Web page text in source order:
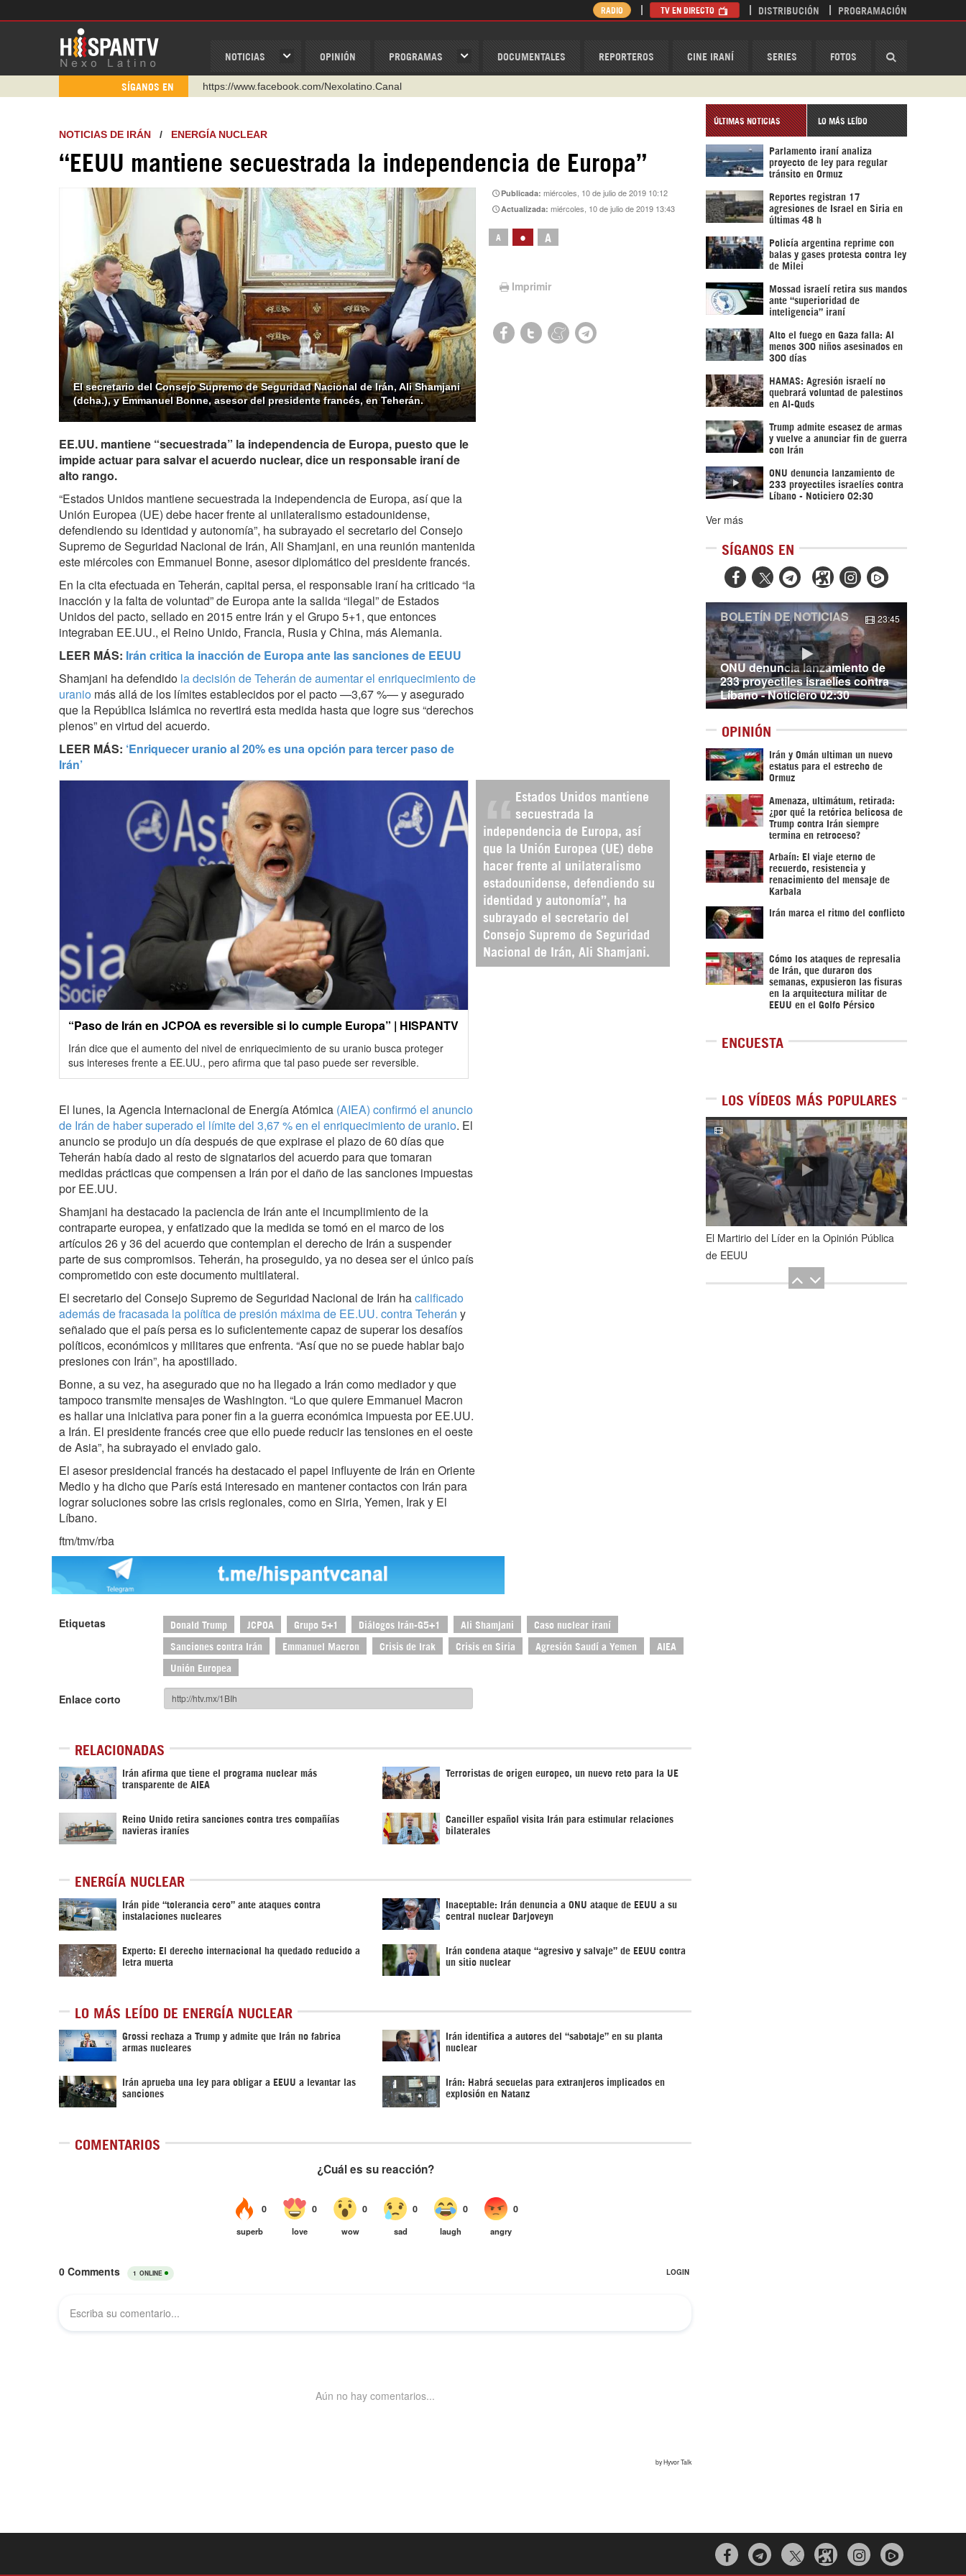
NOTICIAS OPINIÓN PROGRAMAS DOCUMENTALES REPORTEROS CINE IRANÍ SERIES FOTOS
RADIO TV EN DIRECTO DISTRIBUCIÓN PROGRAMACIÓN
SÍGANOS EN
https://www.youtube.com/@nexo_latino
https://t.me/hispantvcanal
WhatsApp y Viber: +98 921 79 29 404
Instagram como: hispan_tv
https://www.facebook.com/Nexolatino.Canal
NOTICIAS DE IRÁN / ENERGÍA NUCLEAR
“EEUU mantiene secuestrada la independencia de Europa”
El secretario del Consejo Supremo de Seguridad Nacional de Irán, Ali Shamjani
(dcha.), y Emmanuel Bonne, asesor del presidente francés, en Teherán.
Publicada:miércoles, 10 de julio de 2019 10:12
Actualizada:miércoles, 10 de julio de 2019 13:43
A • A
Imprimir
EE.UU. mantiene “secuestrada” la independencia de Europa, puesto que le
impide actuar para salvar el acuerdo nuclear, dice un responsable iraní de
alto rango.
“Estados Unidos mantiene secuestrada la independencia de Europa, así que la
Unión Europea (UE) debe hacer frente al unilateralismo estadounidense,
defendiendo su identidad y autonomía”, ha subrayado el secretario del Consejo
Supremo de Seguridad Nacional de Irán, Ali Shamjani, en una reunión mantenida
este miércoles con Emmanuel Bonne, asesor diplomático del presidente francés.
En la cita efectuada en Teherán, capital persa, el responsable iraní ha criticado “la
inacción y la falta de voluntad” de Europa ante la salida “ilegal” de Estados
Unidos del pacto, sellado en 2015 entre Irán y el Grupo 5+1, que entonces
integraban EE.UU., el Reino Unido, Francia, Rusia y China, más Alemania.
LEER MÁS: Irán critica la inacción de Europa ante las sanciones de EEUU
Shamjani ha defendido la decisión de Teherán de aumentar el enriquecimiento de
uranio más allá de los límites establecidos por el pacto —3,67 %— y asegurado
que la República Islámica no revertirá esta medida hasta que logre sus “derechos
plenos” en virtud del acuerdo.
LEER MÁS: ‘Enriquecer uranio al 20% es una opción para tercer paso de
Irán’
Estados Unidos mantiene
secuestrada la
independencia de Europa, así
que la Unión Europea (UE) debe
hacer frente al unilateralismo
estadounidense, defendiendo su
identidad y autonomía”, ha
subrayado el secretario del
Consejo Supremo de Seguridad
Nacional de Irán, Ali Shamjani.
“Paso de Irán en JCPOA es reversible si lo cumple Europa” | HISPANTV
Irán dice que el aumento del nivel de enriquecimiento de su uranio busca proteger
sus intereses frente a EE.UU., pero afirma que tal paso puede ser reversible.
El lunes, la Agencia Internacional de Energía Atómica (AIEA) confirmó el anuncio
de Irán de haber superado el límite del 3,67 % en el enriquecimiento de uranio. El
anuncio se produjo un día después de que expirase el plazo de 60 días que
Teherán había dado al resto de signatarios del acuerdo para que tomaran
medidas prácticas que compensen a Irán por el daño de las sanciones impuestas
por EE.UU.
Shamjani ha destacado la paciencia de Irán ante el incumplimiento de la
contraparte europea, y enfatizado que la medida se tomó en el marco de los
artículos 26 y 36 del acuerdo que contemplan el derecho de Irán a suspender
parte de sus compromisos. Teherán, ha proseguido, ya no desea ser el único país
comprometido con este documento multilateral.
El secretario del Consejo Supremo de Seguridad Nacional de Irán hacalificado
además de fracasada la política de presión máxima de EE.UU. contra Teherán y
señalado que el país persa es lo suficientemente capaz de superar los desafíos
políticos, económicos y militares que enfrenta. “Así que no se puede hablar bajo
presiones con Irán”, ha apostillado.
Bonne, a su vez, ha asegurado que no ha llegado a Irán como mediador y que
tampoco transmite mensajes de Washington. “Lo que quiere Emmanuel Macron
es hallar una iniciativa para poner fin a la guerra económica impuesta por EE.UU.
a Irán. El presidente francés cree que ello puede reducir las tensiones en el oeste
de Asia”, ha subrayado el enviado galo.
El asesor presidencial francés ha destacado el papel influyente de Irán en Oriente
Medio y ha dicho que París está interesado en mantener contactos con Irán para
lograr soluciones sobre las crisis regionales, como en Siria, Yemen, Irak y El
Líbano.
ftm/tmv/rba
Etiquetas Donald Trump JCPOA Grupo 5+1 Diálogos Irán-G5+1 Ali Shamjani Caso nuclear iraní
Sanciones contra Irán Emmanuel Macron Crisis de Irak Crisis en Siria Agresión Saudí a Yemen AIEA
Unión Europea
Enlace corto
RELACIONADAS
Irán afirma que tiene el programa nuclear más
transparente de AIEA
Terroristas de origen europeo, un nuevo reto para la UE
Reino Unido retira sanciones contra tres compañías
navieras iraníes
Canciller español visita Irán para estimular relaciones
bilaterales
ENERGÍA NUCLEAR
Irán pide “tolerancia cero” ante ataques contra
instalaciones nucleares
Inaceptable: Irán denuncia a ONU ataque de EEUU a su
central nuclear Darjoveyn
Experto: El derecho internacional ha quedado reducido a
letra muerta
Irán condena ataque “agresivo y salvaje” de EEUU contra
un sitio nuclear
LO MÁS LEÍDO DE ENERGÍA NUCLEAR
Grossi rechaza a Trump y admite que Irán no fabrica
armas nucleares
Irán identifica a autores del “sabotaje” en su planta
nuclear
Irán aprueba una ley para obligar a EEUU a levantar las
sanciones
Irán: Habrá secuelas para extranjeros implicados en
explosión en Natanz
COMENTARIOS
ÚLTIMAS NOTICIAS LO MÁS LEÍDO
Parlamento iraní analiza
proyecto de ley para regular
tránsito en Ormuz
Reportes registran 17
agresiones de Israel en Siria en
últimas 48 h
Policía argentina reprime con
balas y gases protesta contra ley
de Milei
Mossad israelí retira sus mandos
ante “superioridad de
inteligencia” iraní
Alto el fuego en Gaza falla: Al
menos 300 niños asesinados en
300 días
HAMAS: Agresión israelí no
quebrará voluntad de palestinos
en Al-Quds
Trump admite escasez de armas
y vuelve a anunciar fin de guerra
con Irán
ONU denuncia lanzamiento de
233 proyectiles israelíes contra
Líbano - Noticiero 02:30
Ver más
SÍGANOS EN
  
ONU denuncia lanzamiento de
233 proyectiles israelíes contra
Líbano - Noticiero 02:30
BOLETÍN DE NOTICIAS 23:45
OPINIÓN
Irán y Omán ultiman un nuevo
estatus para el estrecho de
Ormuz
Amenaza, ultimátum, retirada:
¿por qué la retórica belicosa de
Trump contra Irán siempre
termina en retroceso?
Arbaín: El viaje eterno de
recuerdo, resistencia y
renacimiento del mensaje de
Karbala
Irán marca el ritmo del conflicto
Cómo los ataques de represalia
de Irán, que duraron dos
semanas, expusieron las fisuras
en la arquitectura militar de
EEUU en el Golfo Pérsico
ENCUESTA
LOS VÍDEOS MÁS POPULARES
1de5
El Martirio del Líder en la Opinión Pública
de EEUU
  